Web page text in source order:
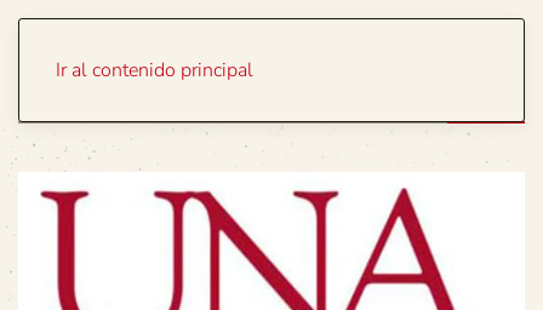
Ir al contenido principal